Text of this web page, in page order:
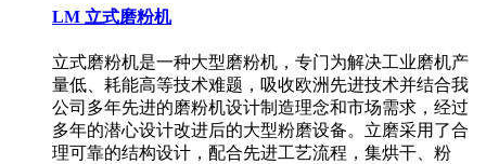
LM 立式磨粉机
立式磨粉机是一种大型磨粉机，专门为解决工业磨机产
量低、耗能高等技术难题，吸收欧洲先进技术并结合我
公司多年先进的磨粉机设计制造理念和市场需求，经过
多年的潜心设计改进后的大型粉磨设备。立磨采用了合
理可靠的结构设计，配合先进工艺流程，集烘干、粉